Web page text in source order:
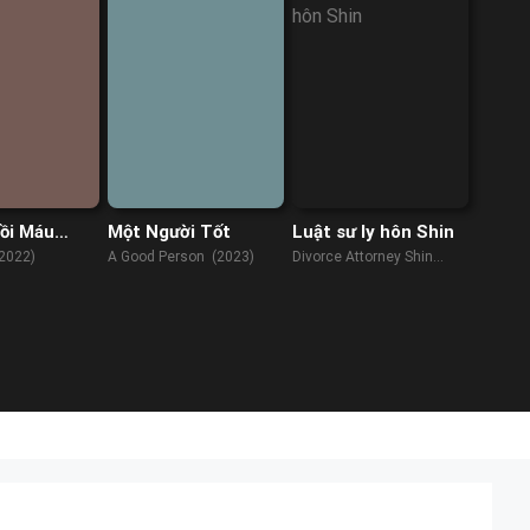
Máu Một Người Tốt
A Good Person (2023)
Luật sư ly hôn Shin
Divorce Attorney Shin